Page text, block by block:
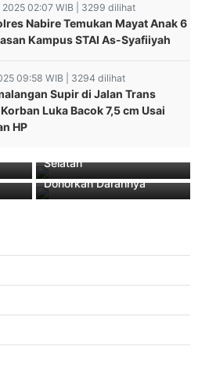
2025 02:07 WIB | 3299 dilihat
Nabire Temukan Mayat Anak 6
Kampus STAI As-Syafiiyah
09:58 WIB | 3294 dilihat
Supir di Jalan Trans
Luka Bacok 7,5 cm Usai
HP
Penghentian kasus
Selatan
Sespimmen 61 Arif Irawan
Donorkan Darahnya